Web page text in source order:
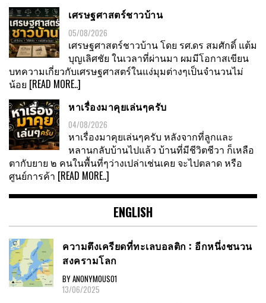
เศรษฐศาสตร์ชาวบ้าน
05/08/2026
เศรษฐศาสตร์ชาวบ้าน โดย รศ.ดร สมศักดิ์ แต้ม
บุญเลิศชัย ในเวลาที่ผ่านมา ผมมีโอกาสเขียน
บทความเกี่ยวกับเศรษฐศาสตร์ในแง่มุมต่างๆเป็นจำนวนไม่
น้อย [READ MORE..]
หาเรื่องมาคุยเล่นๆครับ
04/08/2026
หาเรื่องมาคุยเล่นๆครับ หลังจากที่ลูกและ
หลานกลับบ้านไปแล้ว บ้านที่มีชีวิตชีวา ก็เหลือ
ตากับยาย ๒ คนในพื้นที่ๆว่างเปล่าเช่นเคย จะไปตลาด หรือ
ศูนย์การค้า [READ MORE..]
ENGLISH
ความตึงเครียดที่ทะเลบอลติก : อีกหนึ่งชนวน
สงครามโลก
BY ANONYMOUS01
13/06/2025